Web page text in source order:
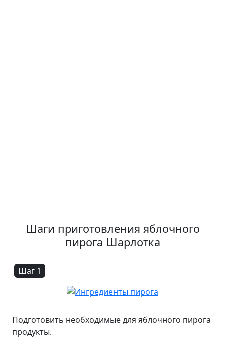
Шаги приготовления яблочного
пирога Шарлотка
Шаг 1
Подготовить необходимые для яблочного пирога
продукты.